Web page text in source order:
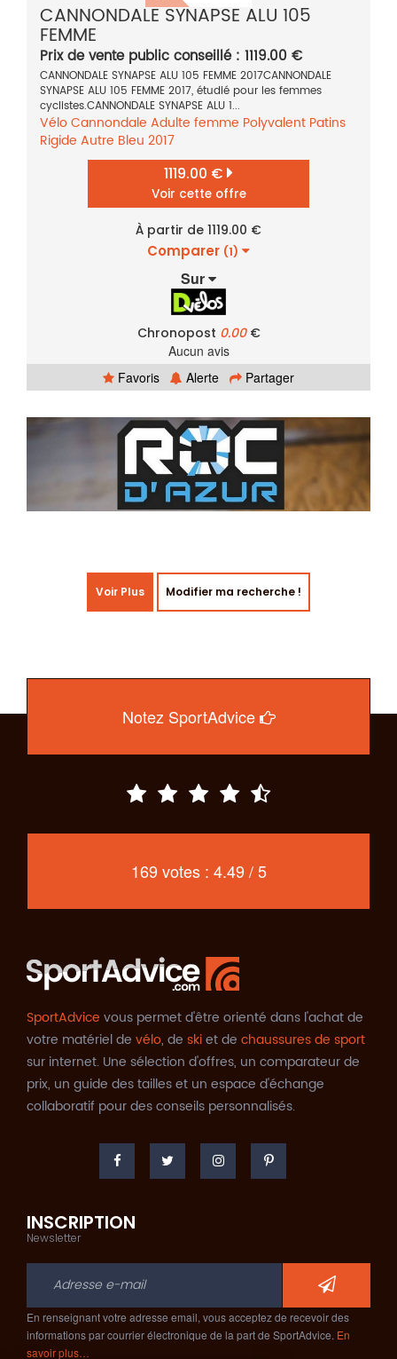
CANNONDALE SYNAPSE ALU 105
FEMME
Prix de vente public conseillé : 1119.00 €
CANNONDALE SYNAPSE ALU 105 FEMME 2017CANNONDALE
SYNAPSE ALU 105 FEMME 2017, étudié pour les femmes
cyclistes.CANNONDALE SYNAPSE ALU 1...
VéloCannondale Adulte femme Polyvalent Patins
Rigide Autre Bleu 2017
1119.00 €
Voir cette offre
À partir de 1119.00 €
Comparer (1)
Sur
Chronopost 0.00€
Aucun avis
Favoris
Alerte Partager
Voir Plus Modifier ma recherche !
Notez SportAdvice
169 votes : 4.49 / 5
SportAdvice vous permet d'être orienté dans l'achat de
votre matériel de vélo, de skiet de chaussures de sport
sur internet. Une sélection d'offres, un comparateur de
prix, un guide des tailles et un espace d'échange
collaboratif pour des conseils personnalisés.
INSCRIPTION
Newsletter
En renseignant votre adresse email, vous acceptez de recevoir des
informations par courrier électronique de la part de SportAdvice. En
savoir plus…